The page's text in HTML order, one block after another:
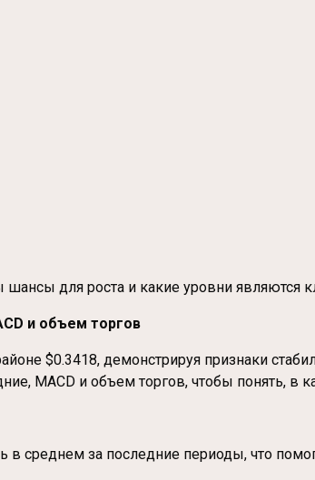
для роста и какие уровни
и объем торгов
$0.3418, демонстрируя признаки
MACD и объем торгов, чтобы понять, в
среднем за последние периоды, что